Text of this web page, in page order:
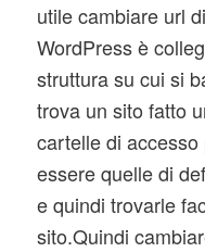
utile cambiare url
WordPress è
struttura su cui si
trova un sito fatto
cartelle di
essere quelle di
e quindi trovarle
sito.Quindi